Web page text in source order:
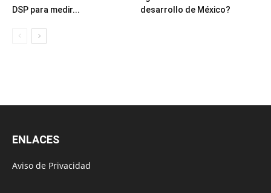
DSP para medir...
desarrollo de México?
ENLACES
Aviso de Privacidad